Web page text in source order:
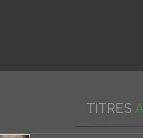
TITRES